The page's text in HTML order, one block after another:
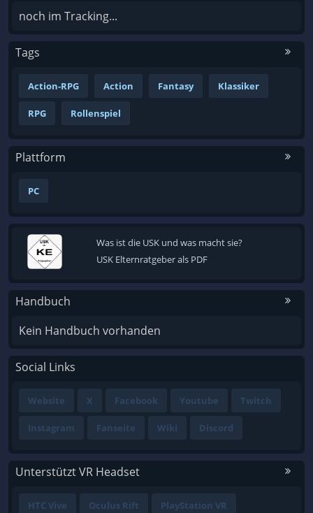
noch im Tracking...
Tags
Action-RPG Action Fantasy Klassiker
RPG Rollenspiel
Plattform
PC
Was ist die USK und was macht sie?
USK Elternratgeber als PDF
Handbuch
Kein Handbuch vorhanden
Social Links
Website X Facebook Youtube Twitch
Instagram Fanseite Wiki Discord
Unterstützt VR Headset
HTC Vive Oculus Rift PlayStation VR